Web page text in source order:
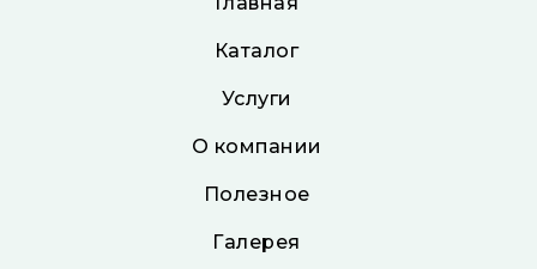
Каталог
Услуги
О компании
Полезное
Галерея